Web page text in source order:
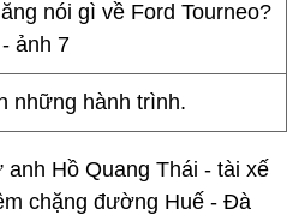
những hành trình.
Hồ Quang Thái - tài xế
chặng đường Huế - Đà